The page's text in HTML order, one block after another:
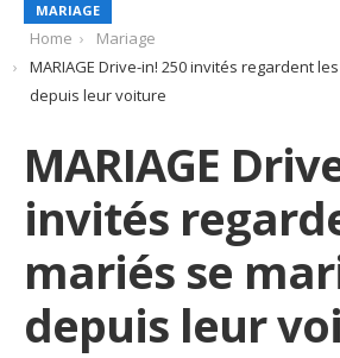
MARIAGE
Home
Mariage
MARIAGE Drive-in! 250 invités regardent
depuis leur voiture
MARIAGE
invités
mariés se
depuis leur